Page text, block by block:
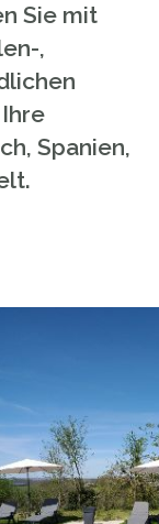
Sie mit
,
Spanien,